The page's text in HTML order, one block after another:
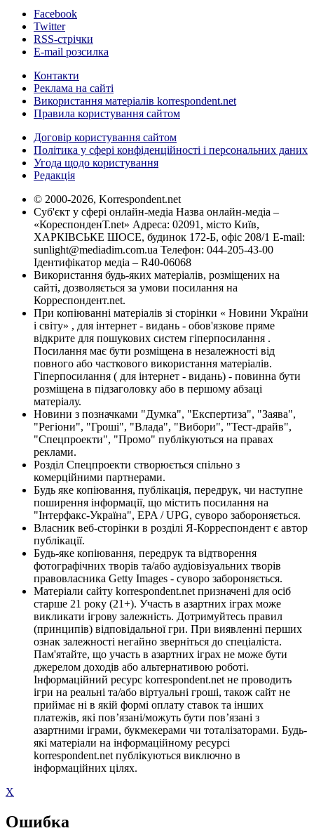
Facebook
Twitter
RSS-стрічки
E-mail розсилка
Контакти
Реклама на сайті
Використання матеріалів korrespondent.net
Правила користування сайтом
Договір користування сайтом
Політика у сфері конфіденційності і персональних даних
Угода щодо користування
Редакція
© 2000-2026, Korrespondent.net
Суб'єкт у сфері онлайн-медіа Назва онлайн-медіа –
«КореспонденТ.net» Адреса: 02091, місто Київ,
ХАРКІВСЬКЕ ШОСЕ, будинок 172-Б, офіс 208/1 E-mail:
sunlight@mediadim.com.ua Телефон: 044-205-43-00
Ідентифікатор медіа – R40-06068
Використання будь-яких матеріалів, розміщених на
сайті, дозволяється за умови посилання на
Корреспондент.net.
При копіюванні матеріалів зі сторінки « Новини України
і світу» , для інтернет - видань - обов'язкове пряме
відкрите для пошукових систем гіперпосилання .
Посилання має бути розміщена в незалежності від
повного або часткового використання матеріалів.
Гіперпосилання ( для інтернет - видань) - повинна бути
розміщена в підзаголовку або в першому абзаці
матеріалу.
Новини з позначками "Думка", "Експертиза", "Заява",
"Регіони", "Гроші", "Влада", "Вибори", "Тест-драйв",
"Спецпроекти", "Промо" публікуються на правах
реклами.
Розділ Спецпроекти створюється спільно з
комерційними партнерами.
Будь яке копіювання, публікація, передрук, чи наступне
поширення інформації, що містить посилання на
"Інтерфакс-Україна", EPA / UPG, суворо забороняється.
Власник веб-сторінки в розділі Я-Корреспондент є автор
публікації.
Будь-яке копіювання, передрук та відтворення
фотографічних творів та/або аудіовізуальних творів
правовласника Getty Images - суворо забороняється.
Матеріали сайту korrespondent.net призначені для осіб
старше 21 року (21+). Участь в азартних іграх може
викликати ігрову залежність. Дотримуйтесь правил
(принципів) відповідальної гри. При виявленні перших
ознак залежності негайно зверніться до спеціаліста.
Пам'ятайте, що участь в азартних іграх не може бути
джерелом доходів або альтернативою роботі.
Інформаційний ресурс korrespondent.net не проводить
ігри на реальні та/або віртуальні гроші, також сайт не
приймає ні в якій формі оплату ставок та інших
платежів, які пов’язані/можуть бути пов’язані з
азартними іграми, букмекерами чи тоталізаторами. Будь-
які матеріали на інформаційному ресурсі
korrespondent.net публікуються виключно в
інформаційних цілях.
X
Ошибка